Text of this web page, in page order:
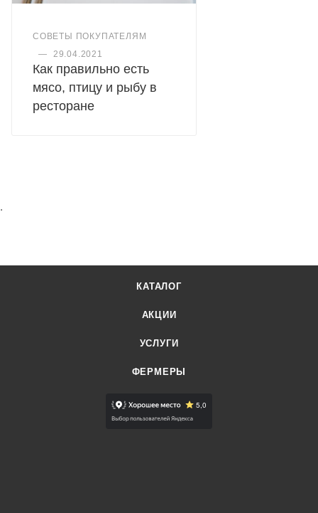
СОВЕТЫ ПОКУПАТЕЛЯМ
—
29.04.2021
Как правильно есть
мясо, птицу и рыбу в
ресторане
.
КАТАЛОГ
АКЦИИ
УСЛУГИ
ФЕРМЕРЫ